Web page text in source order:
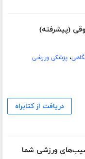
(پیشرفته)
،پزشکی ورزشی
دریافت از کتابراه